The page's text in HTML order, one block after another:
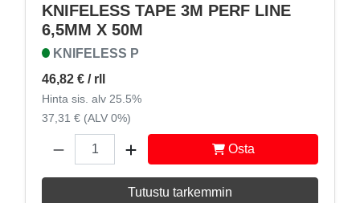
KNIFELESS TAPE 3M PERF LINE
6,5MM X 50M
KNIFELESS P
46,82 € / rll
Hinta sis. alv 25.5%
37,31 € (ALV 0%)
Osta
Tutustu tarkemmin